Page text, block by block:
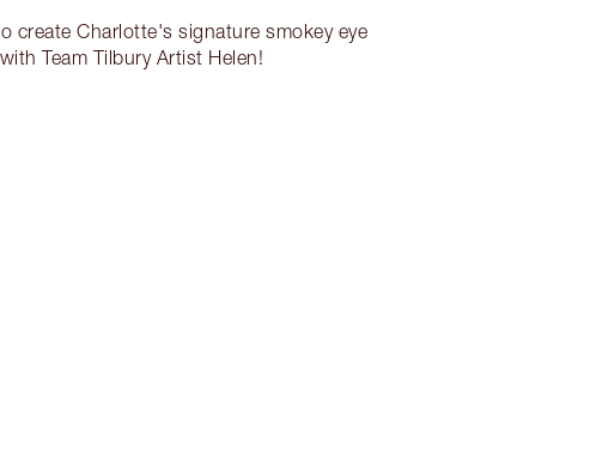
create Charlotte's signature smokey eye
with Team Tilbury Artist Helen!